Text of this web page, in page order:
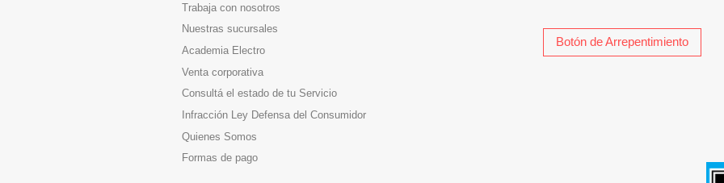
Trabaja con nosotros
Nuestras sucursales
Academia Electro
Venta corporativa
Consultá el estado de tu Servicio
Infracción Ley Defensa del Consumidor
Quienes Somos
Formas de pago
Botón de Arrepentimiento